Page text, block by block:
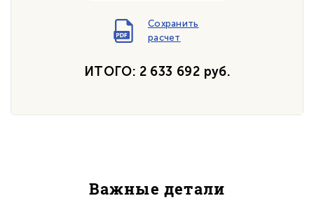
Сохранить
расчет
ИТОГО: 2 633 692 руб.
Важные детали